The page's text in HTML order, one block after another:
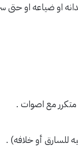
او ضياعه او
مع اصوات .
للسارق أو خلافه) .